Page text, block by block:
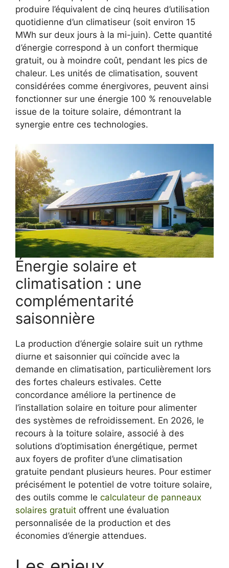
produire l’équivalent de cinq heures d’utilisation
quotidienne d’un climatiseur (soit environ 15
MWh sur deux jours à la mi-juin). Cette quantité
d’énergie correspond à un confort thermique
gratuit, ou à moindre coût, pendant les pics de
chaleur. Les unités de climatisation, souvent
considérées comme énergivores, peuvent ainsi
fonctionner sur une énergie 100 % renouvelable
issue de la toiture solaire, démontrant la
synergie entre ces technologies.
Énergie solaire et
climatisation : une
complémentarité
saisonnière
La production d’énergie solaire suit un rythme
diurne et saisonnier qui coïncide avec la
demande en climatisation, particulièrement lors
des fortes chaleurs estivales. Cette
concordance améliore la pertinence de
l’installation solaire en toiture pour alimenter
des systèmes de refroidissement. En 2026, le
recours à la toiture solaire, associé à des
solutions d’optimisation énergétique, permet
aux foyers de profiter d’une climatisation
gratuite pendant plusieurs heures. Pour estimer
précisément le potentiel de votre toiture solaire,
des outils comme le calculateur de panneaux
solaires gratuit offrent une évaluation
personnalisée de la production et des
économies d’énergie attendues.